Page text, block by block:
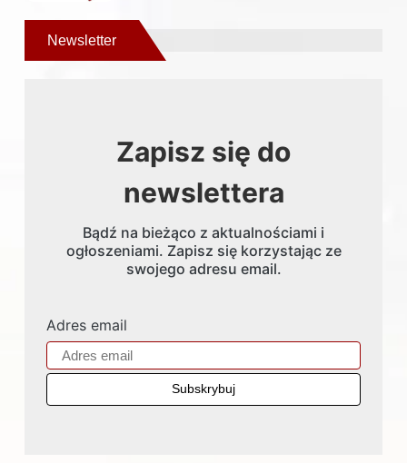
Newsletter
Zapisz się do
newslettera
Bądź na bieżąco z aktualnościami i
ogłoszeniami. Zapisz się korzystając ze
swojego adresu email.
Adres email